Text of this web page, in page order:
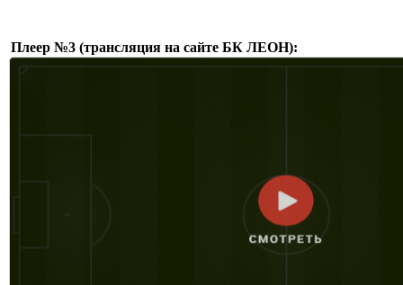
Плеер №3 (трансляция на сайте БК ЛЕОН):